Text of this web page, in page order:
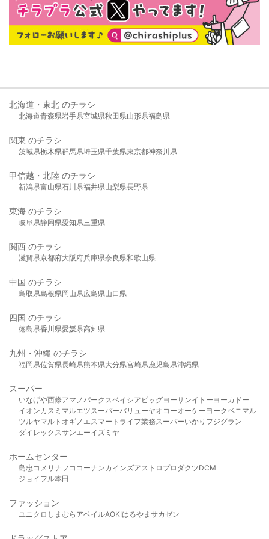
北海道・東北 のチラシ
北海道青森県岩手県宮城県秋田県山形県福島県
関東 のチラシ
茨城県栃木県群馬県埼玉県千葉県東京都神奈川県
甲信越・北陸 のチラシ
新潟県富山県石川県福井県山梨県長野県
東海 のチラシ
岐阜県静岡県愛知県三重県
関西 のチラシ
滋賀県京都府大阪府兵庫県奈良県和歌山県
中国 のチラシ
鳥取県島根県岡山県広島県山口県
四国 のチラシ
徳島県香川県愛媛県高知県
九州・沖縄 のチラシ
福岡県佐賀県長崎県熊本県大分県宮崎県鹿児島県沖縄県
スーパー
いなげや西條アマノパークスベイシア ビッグヨーサンイトーヨーカドー
イオンカスミ マルエツスーパーバリューヤオコーオーケー ヨークベニマル
ツルヤマルト オギノ エスマート ライフ業務スーパーいかり フジグラン
ダイレックスサンエーイズミヤ
ホームセンター
島忠 コメリ ナフコ コーナンカインズアストロプロダクツDCM
ジョイフル本田
ファッション
ユニクロ しまむら アベイルAOKIはるやま サカゼン